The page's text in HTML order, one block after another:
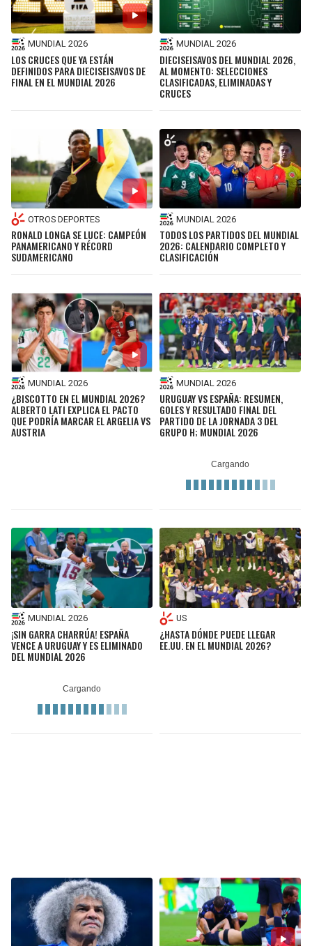
MUNDIAL 2026
LOS CRUCES QUE YA ESTÁN
DEFINIDOS PARA DIECISEISAVOS DE
FINAL EN EL MUNDIAL 2026
MUNDIAL 2026
DIECISEISAVOS DEL MUNDIAL 2026,
AL MOMENTO: SELECCIONES
CLASIFICADAS, ELIMINADAS Y
CRUCES
OTROS DEPORTES
RONALD LONGA SE LUCE: CAMPEÓN
PANAMERICANO Y RÉCORD
SUDAMERICANO
MUNDIAL 2026
TODOS LOS PARTIDOS DEL MUNDIAL
2026: CALENDARIO COMPLETO Y
CLASIFICACIÓN
MUNDIAL 2026
¿BISCOTTO EN EL MUNDIAL 2026?
ALBERTO LATI EXPLICA EL PACTO
QUE PODRÍA MARCAR EL ARGELIA VS
AUSTRIA
MUNDIAL 2026
URUGUAY VS ESPAÑA: RESUMEN,
GOLES Y RESULTADO FINAL DEL
PARTIDO DE LA JORNADA 3 DEL
GRUPO H; MUNDIAL 2026
MUNDIAL 2026
¡SIN GARRA CHARRÚA! ESPAÑA
VENCE A URUGUAY Y ES ELIMINADO
DEL MUNDIAL 2026
US
¿HASTA DÓNDE PUEDE LLEGAR
EE.UU. EN EL MUNDIAL 2026?